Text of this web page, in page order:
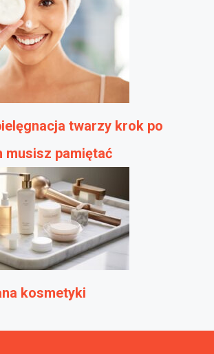
twarzy krok po
musisz pamiętać
kosmetyki